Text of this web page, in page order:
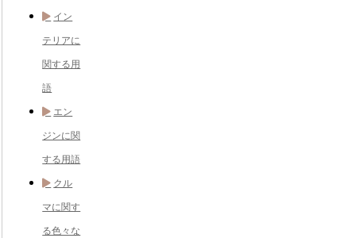
イン
テリアに
関する用
語
エン
ジンに関
する用語
クル
マに関す
る色々な